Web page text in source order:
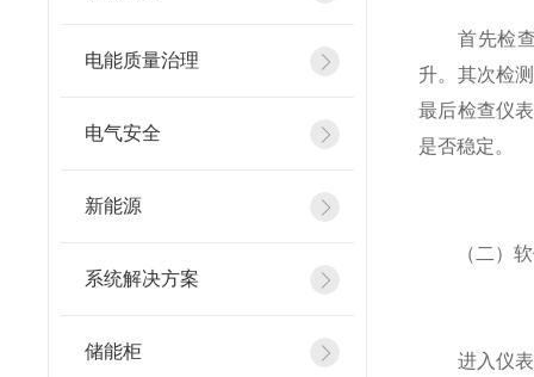
电能质量治理
电气安全
新能源
系统解决方案
储能柜
首先检查
升。其次检
最后检查仪
是否稳定。
（二）软
进入仪表配